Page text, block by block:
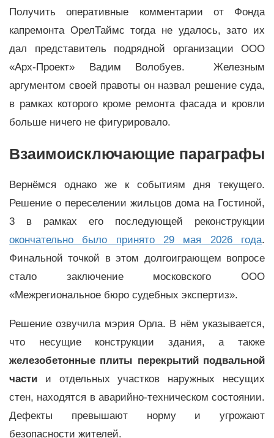
Получить оперативные комментарии от Фонда
капремонта ОрелТаймс тогда не удалось, зато их
дал представитель подрядной организации ООО
«Арх-Проект» Вадим Волобуев. Железным
аргументом своей правоты он назвал решение суда,
в рамках которого кроме ремонта фасада и кровли
больше ничего не фигурировало.
Взаимоисключающие параграфы
Вернёмся однако же к событиям дня текущего.
Решение о переселении жильцов дома на Гостиной,
3 в рамках его последующей реконструкции
окончательно было принято 29 мая 2026 года.
Финальной точкой в этом долгоиграющем вопросе
стало заключение московского ООО
«Межрегиональное бюро судебных экспертиз».
Решение озвучила мэрия Орла. В нём указывается,
что несущие конструкции здания, а также
железобетонные плиты перекрытий подвальной
части и отдельных участков наружных несущих
стен, находятся в аварийно-техническом состоянии.
Дефекты превышают норму и угрожают
безопасности жителей.